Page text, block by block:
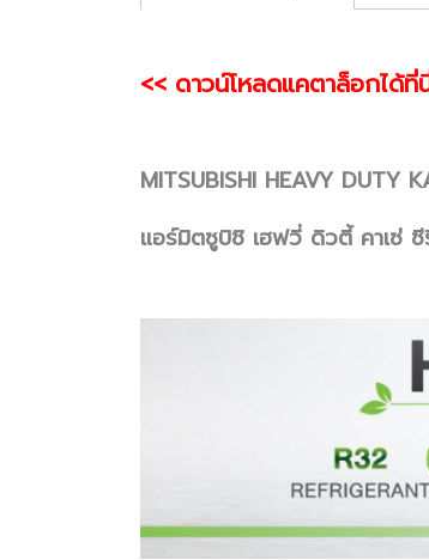
<< ดาวน์โหลดแคตาล็อกได้ที่
MITSUBISHI HEAVY DUTY
แอร์มิตซูบิชิ เฮฟวี่ ดิวตี้ คาเซ่